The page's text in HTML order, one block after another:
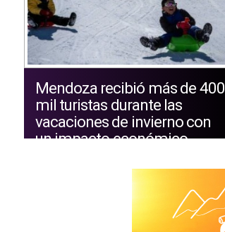
Mendoza recibió más de 400
mil turistas durante las
vacaciones de invierno con
un impacto económico